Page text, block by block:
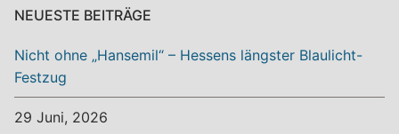
NEUESTE BEITRÄGE
Nicht ohne „Hansemil“ – Hessens längster Blaulicht-
Festzug
29 Juni, 2026